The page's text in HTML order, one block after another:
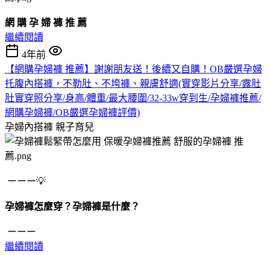
網 購 孕 婦 褲 推 薦
繼續閱讀
4年前
【網購孕婦褲 推薦】謝謝朋友送！後續又自購！OB嚴選孕婦
托腹內搭褲，不勒肚、不垮褲、親膚舒適(實穿影片分享/露肚
肚實穿照分享/身高/體重/最大腰圍/32-33w穿到生/孕婦褲推薦/
網購孕婦褲/OB嚴選孕婦褲評價)
孕婦內搭褲 親子育兒
ーーー💡
孕婦褲怎麼穿？孕婦褲是什麼？
ーーー
繼續閱讀